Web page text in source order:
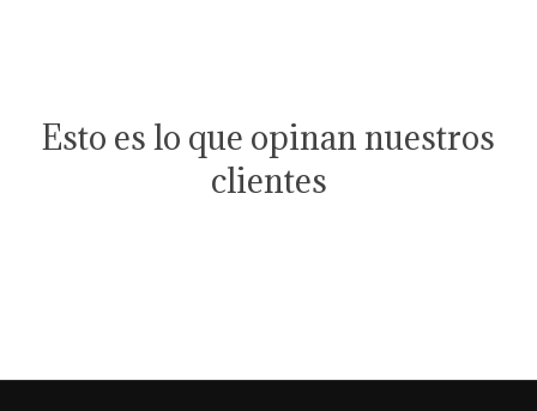
Esto es lo que opinan nuestros
clientes